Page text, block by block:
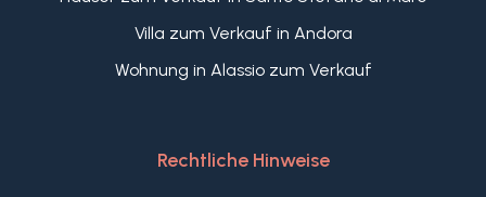
Villa zum Verkauf in Andora
Wohnung in Alassio zum Verkauf
Rechtliche Hinweise